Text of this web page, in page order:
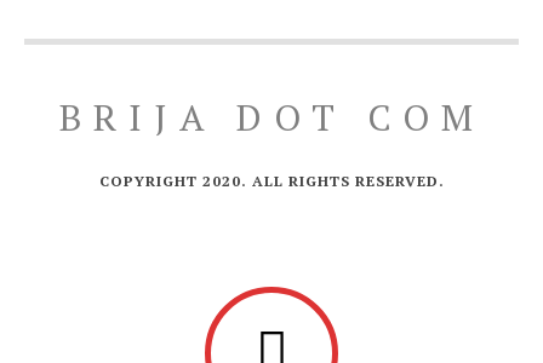
BRIJA DOT COM
COPYRIGHT 2020. ALL RIGHTS RESERVED.